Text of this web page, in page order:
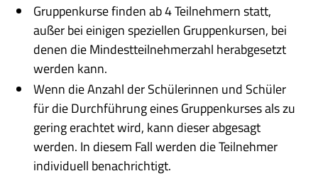
Gruppenkurse finden ab 4 Teilnehmern statt,
außer bei einigen speziellen Gruppenkursen, bei
denen die Mindestteilnehmerzahl herabgesetzt
werden kann.
Wenn die Anzahl der Schülerinnen und Schüler
für die Durchführung eines Gruppenkurses als zu
gering erachtet wird, kann dieser abgesagt
werden. In diesem Fall werden die Teilnehmer
individuell benachrichtigt.